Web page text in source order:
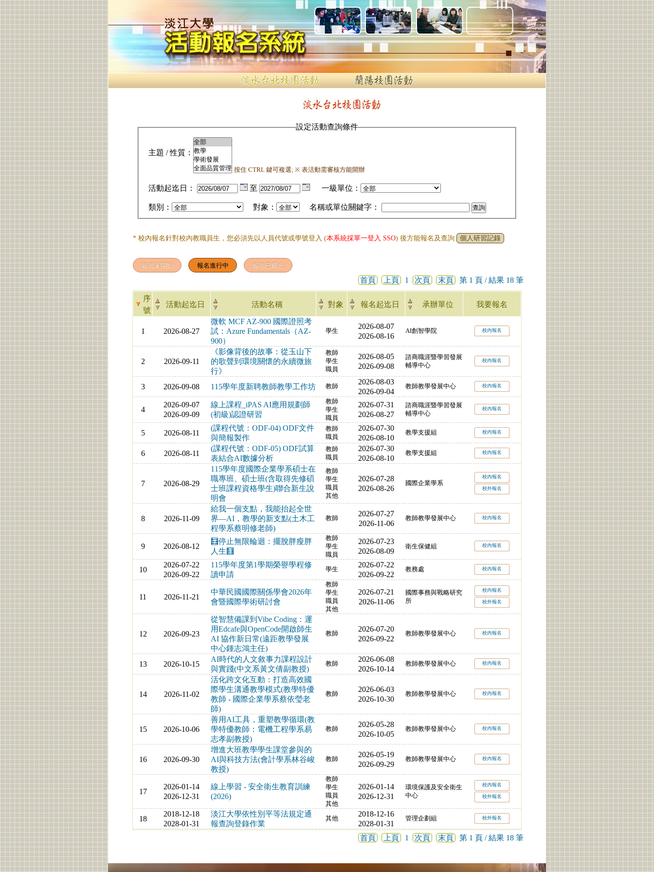
設定活動查詢條件
主題 / 性質：
按住 CTRL 鍵可複選; ※ 表活動需審核方能開辦
活動起迄日： 至 一級單位：
類別： 對象： 名稱或單位關鍵字：
* 校內報名針對校內教職員生，您必須先以人員代號或學號登入 (本系統採單一登入 SSO) 後方能報名及查詢 個人研習記錄
首頁 上頁 1 次頁 末頁 第 1 頁 / 結果 18 筆
序
號
活動起迄日 活動名稱 對象 報名起迄日 承辦單位 我要報名
1 2026-08-27
微軟 MCF AZ-900 國際證照考
試：Azure Fundamentals（AZ-
900）
學生
2026-08-07
2026-08-16
AI創智學院 校內報名
2 2026-09-11
《影像背後的故事：從玉山下
的歌聲到環境關懷的永續微旅
行》
教師
學生
職員
2026-08-05
2026-09-08
諮商職涯暨學習發展
輔導中心
校內報名
3 2026-09-08 115學年度新聘教師教學工作坊 教師
2026-08-03
2026-09-04
教師教學發展中心 校內報名
4
2026-09-07
2026-09-09
線上課程_iPAS AI應用規劃師
(初級)認證研習
教師
學生
職員
2026-07-31
2026-08-27
諮商職涯暨學習發展
輔導中心
校內報名
5 2026-08-11
(課程代號：ODF-04) ODF文件
與簡報製作
教師
職員
2026-07-30
2026-08-10
教學支援組 校內報名
6 2026-08-11
(課程代號：ODF-05) ODF試算
表結合AI數據分析
教師
職員
2026-07-30
2026-08-10
教學支援組 校內報名
7 2026-08-29
115學年度國際企業學系碩士在
職專班、碩士班(含取得先修碩
士班課程資格學生)聯合新生說
明會
教師
學生
職員
其他
2026-07-28
2026-08-26
國際企業學系
校內報名
校外報名
8 2026-11-09
給我一個支點，我能抬起全世
界—AI，教學的新支點(土木工
程學系蔡明修老師)
教師
2026-07-27
2026-11-06
教師教學發展中心 校內報名
9 2026-08-12
🧮停止無限輪迴：擺脫胖瘦胖
人生🧮
教師
學生
職員
2026-07-23
2026-08-09
衛生保健組 校內報名
10
2026-07-22
2026-09-22
115學年度第1學期榮譽學程修
讀申請
學生
2026-07-22
2026-09-22
教務處 校內報名
11 2026-11-21
中華民國國際關係學會2026年
會暨國際學術研討會
教師
學生
職員
其他
2026-07-21
2026-11-06
國際事務與戰略研究
所
校內報名
校外報名
12 2026-09-23
從智慧備課到Vibe Coding：運
用Edcafe與OpenCode開啟師生
AI 協作新日常(遠距教學發展
中心鍾志鴻主任)
教師
2026-07-20
2026-09-22
教師教學發展中心 校內報名
13 2026-10-15
AI時代的人文敘事力課程設計
與實踐(中文系黃文倩副教授)
教師
2026-06-08
2026-10-14
教師教學發展中心 校內報名
14 2026-11-02
活化跨文化互動：打造高效國
際學生溝通教學模式(教學特優
教師 - 國際企業學系蔡依瑩老
師)
教師
2026-06-03
2026-10-30
教師教學發展中心 校內報名
15 2026-10-06
善用AI工具，重塑教學循環(教
學特優教師：電機工程學系易
志孝副教授)
教師
2026-05-28
2026-10-05
教師教學發展中心 校內報名
16 2026-09-30
增進大班教學學生課堂參與的
AI與科技方法(會計學系林谷峻
教授)
教師
2026-05-19
2026-09-29
教師教學發展中心 校內報名
17
2026-01-14
2026-12-31
線上學習 - 安全衛生教育訓練
(2026)
教師
學生
職員
其他
2026-01-14
2026-12-31
環境保護及安全衛生
中心
校內報名
校外報名
18
2018-12-18
2028-01-31
淡江大學依性別平等法規定通
報查詢登錄作業
其他
2018-12-16
2028-01-31
管理企劃組 校外報名
首頁 上頁 1 次頁 末頁 第 1 頁 / 結果 18 筆